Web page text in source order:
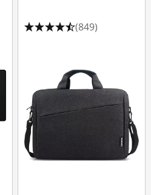
(849)